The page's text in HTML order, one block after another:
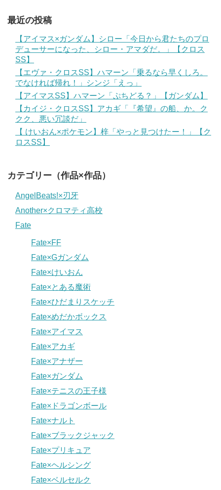
最近の投稿
【アイマス×ガンダム】シロー「今日から君たちのプロ
デューサーになった、シロー・アマダだ。」【クロス
SS】
【エヴァ・クロスSS】ハマーン「乗るなら早くしろ。
でなければ帰れ！」シンジ「えっ」
【アイマスSS】ハマーン「ぷちどる？」【ガンダム】
【カイジ・クロスSS】アカギ「『希望』の船、か。ク
クク、悪い冗談だ」
【 けいおん×ポケモン】梓「やっと見つけたー！」【ク
ロスSS】
カテゴリー（作品×作品）
AngelBeats!×刃牙
Another×クロマティ高校
Fate
Fate×FF
Fate×Gガンダム
Fate×けいおん
Fate×とある魔術
Fate×ひだまりスケッチ
Fate×めだかボックス
Fate×アイマス
Fate×アカギ
Fate×アナザー
Fate×ガンダム
Fate×テニスの王子様
Fate×ドラゴンボール
Fate×ナルト
Fate×ブラックジャック
Fate×プリキュア
Fate×ヘルシング
Fate×ベルセルク